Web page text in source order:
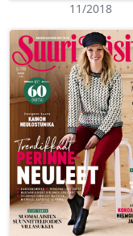
11/2018